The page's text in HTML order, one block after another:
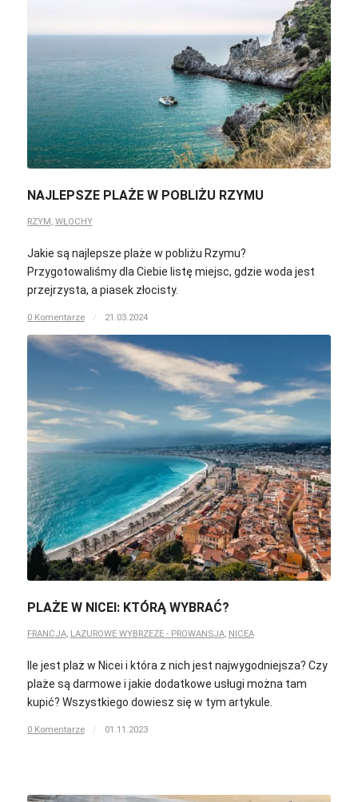
NAJLEPSZE PLAŻE W POBLIŻU RZYMU
RZYM , WŁOCHY
Jakie są najlepsze plaże w pobliżu Rzymu?
Przygotowaliśmy dla Ciebie listę miejsc, gdzie woda jest
przejrzysta, a piasek złocisty.
0 Komentarze / 21.03.2024
PLAŻE W NICEI: KTÓRĄ WYBRAĆ?
FRANCJA, LAZUROWE WYBRZEŻE - PROWANSJA, NICEA
Ile jest plaż w Nicei i która z nich jest najwygodniejsza? Czy
plaże są darmowe i jakie dodatkowe usługi można tam
kupić? Wszystkiego dowiesz się w tym artykule.
0 Komentarze / 01.11.2023